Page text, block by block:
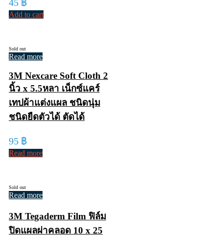
45 ฿
Add to cart
Sold out
Read more
3M Nexcare Soft Cloth 2
นิ้ว x 5.5หลา เน็กซ์แคร์
เทปผ้าแต่งแผล ชนิดนุ่ม
ชนิดยืดตัวได้ ตัดได้
95 ฿
Read more
Sold out
Read more
3M Tegaderm Film ฟิล์ม
ปิดแผลผ่าคลอด 10 x 25